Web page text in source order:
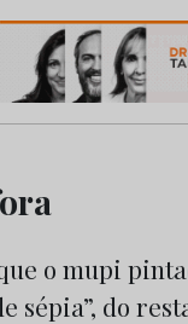
o mupi
sépia”, do